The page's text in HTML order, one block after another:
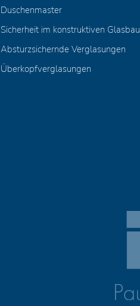
Duschenmaster
Sicherheit im konstruktiven Glasbau
Absturzsichernde Verglasungen
Überkopfverglasungen